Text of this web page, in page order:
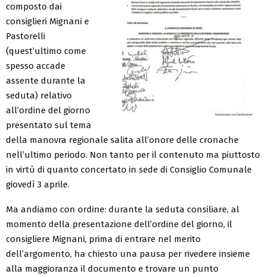
composto dai
consiglieri Mignani e
Pastorelli
(quest’ultimo come
spesso accade
assente durante la
seduta) relativo
all’ordine del giorno
presentato sul tema
della manovra regionale salita all’onore delle cronache
nell’ultimo periodo. Non tanto per il contenuto ma piuttosto
in virtù di quanto concertato in sede di Consiglio Comunale
giovedì 3 aprile.
Ma andiamo con ordine: durante la seduta consiliare, al
momento della presentazione dell’ordine del giorno, il
consigliere Mignani, prima di entrare nel merito
dell’argomento, ha chiesto una pausa per rivedere insieme
alla maggioranza il documento e trovare un punto